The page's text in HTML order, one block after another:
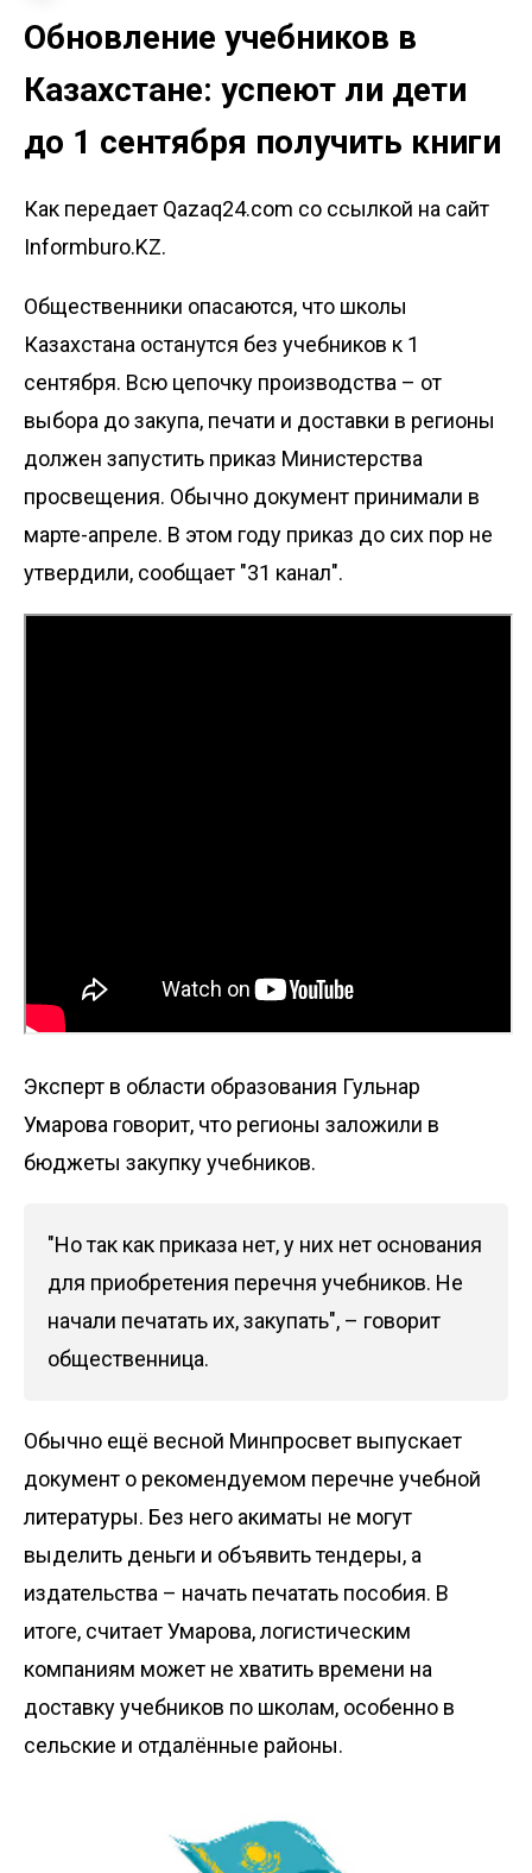
Обновление учебников в
Казахстане: успеют ли дети
до 1 сентября получить книги
Как передает Qazaq24.com со ссылкой на сайт
Informburo.KZ.
Общественники опасаются, что школы
Казахстана останутся без учебников к 1
сентября. Всю цепочку производства – от
выбора до закупа, печати и доставки в регионы
должен запустить приказ Министерства
просвещения. Обычно документ принимали в
марте-апреле. В этом году приказ до сих пор не
утвердили, сообщает "31 канал".
Эксперт в области образования Гульнар
Умарова говорит, что регионы заложили в
бюджеты закупку учебников.
"Но так как приказа нет, у них нет основания
для приобретения перечня учебников. Не
начали печатать их, закупать", – говорит
общественница.
Обычно ещё весной Минпросвет выпускает
документ о рекомендуемом перечне учебной
литературы. Без него акиматы не могут
выделить деньги и объявить тендеры, а
издательства – начать печатать пособия. В
итоге, считает Умарова, логистическим
компаниям может не хватить времени на
доставку учебников по школам, особенно в
сельские и отдалённые районы.